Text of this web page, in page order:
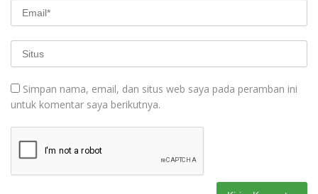
Simpan nama, email, dan situs web saya pada peramban ini
untuk komentar saya berikutnya.